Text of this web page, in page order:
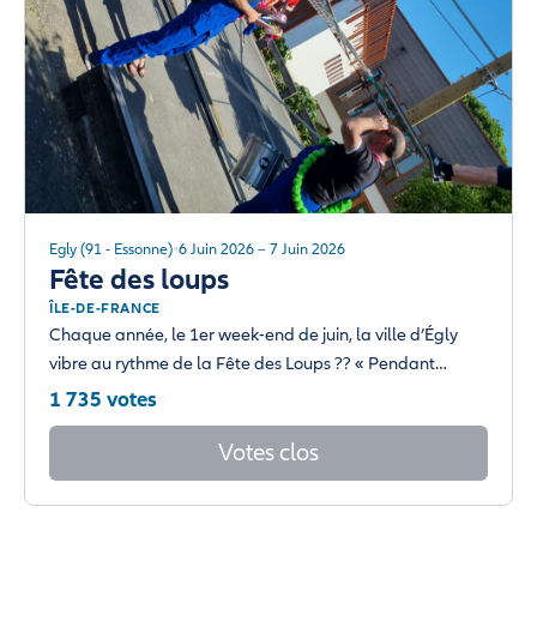
Egly (91 - Essonne) 6 Juin 2026 – 7 Juin 2026
Fête des loups
ÎLE-DE-FRANCE
Chaque année, le 1er week-end de juin, la ville d’Égly
vibre au rythme de la Fête des Loups ?? « Pendant…
1 735 votes
Votes clos